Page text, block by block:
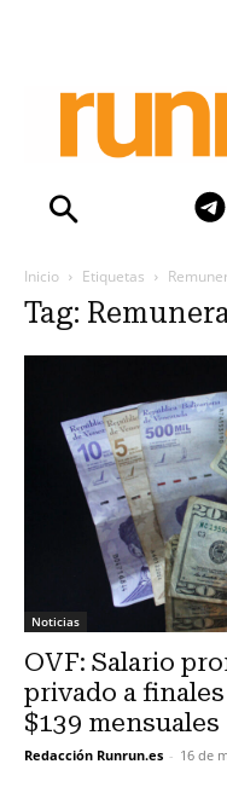
Inicio Etiquetas
Tag:
Noticias
OVF: Salario
privado a
$139 mensuales
Redacción Runrun.es - 16 de